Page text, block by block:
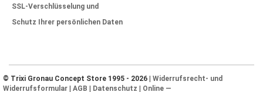
SSL-Verschlüsselung und
Schutz Ihrer persönlichen Daten
© Trixi Gronau Concept Store 1995 - 2026 | Widerrufsrecht- und
Widerrufsformular | AGB | Datenschutz | Online —